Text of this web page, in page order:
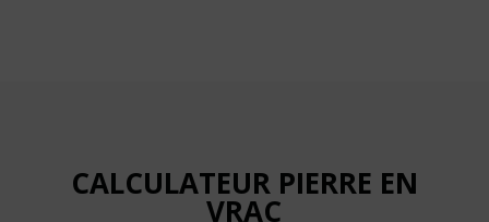
CALCULATEUR PIERRE EN
VRAC